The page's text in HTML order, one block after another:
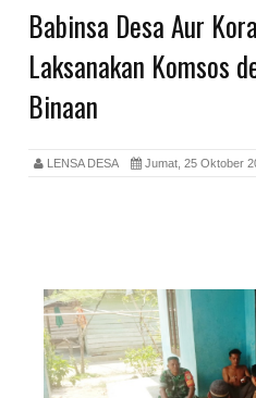
Babinsa Desa Aur
Laksanakan Komsos
Binaan
LENSA DESA Jumat, 25 Oktober